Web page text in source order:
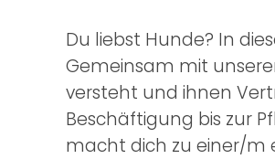
Du liebst Hunde? In
Gemeinsam mit
versteht und ihnen
Beschäftigung bis zur
macht dich zu einer/m